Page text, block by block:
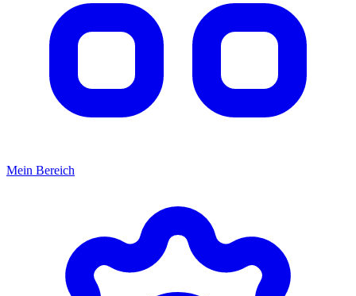
Mein Bereich